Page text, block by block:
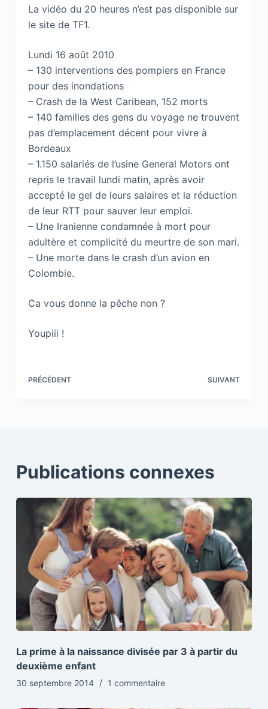
La vidéo du 20 heures n’est pas disponible sur
le site de TF1.
Lundi 16 août 2010
– 130 interventions des pompiers en France
pour des inondations
– Crash de la West Caribean, 152 morts
– 140 familles des gens du voyage ne trouvent
pas d’emplacement décent pour vivre à
Bordeaux
– 1.150 salariés de l’usine General Motors ont
repris le travail lundi matin, après avoir
accepté le gel de leurs salaires et la réduction
de leur RTT pour sauver leur emploi.
– Une Iranienne condamnée à mort pour
adultère et complicité du meurtre de son mari.
– Une morte dans le crash d’un avion en
Colombie.
Ca vous donne la pêche non ?
Youpiii !
PRÉCÉDENT SUIVANT
Publications connexes
La prime à la naissance divisée par 3 à partir du
deuxième enfant
30 septembre 2014 1 commentaire